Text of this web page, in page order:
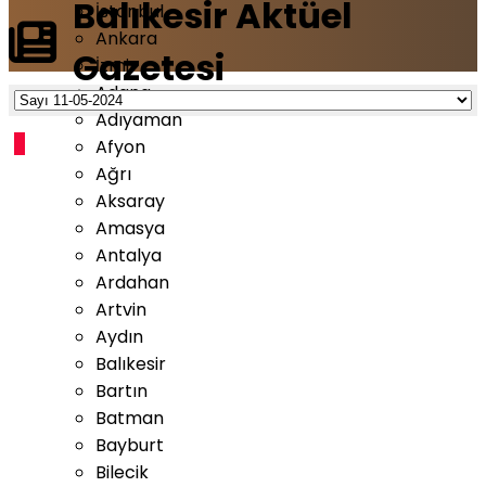
İstanbul
Ankara
İzmir
Adana
Adıyaman
Afyon
Ağrı
Aksaray
Amasya
Antalya
Ardahan
Artvin
Aydın
Balıkesir
Bartın
Batman
Bayburt
Bilecik
Balıkesir Aktüel
Gazetesi